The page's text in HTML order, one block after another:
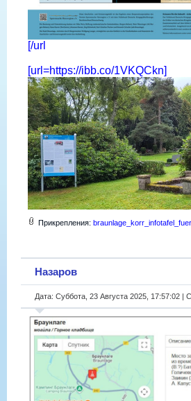
[/url
[url=https://ibb.co/1VKQCkn]
Прикрепления:
Назаров
Дата: Суббота, 23 Августа 2025, 17:57:02 |